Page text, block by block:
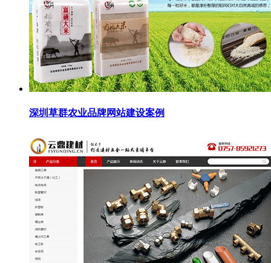
深圳草群农业品牌网站建设案例